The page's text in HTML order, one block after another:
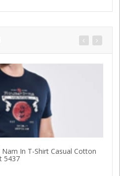
In T-Shirt Casual Cotton
5437